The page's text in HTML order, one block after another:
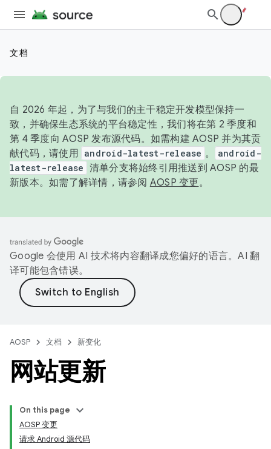
文档
自 2026 年起，为了与我们的主干稳定开发模型保持一
致，并确保生态系统的平台稳定性，我们将在第 2 季度和
第 4 季度向 AOSP 发布源代码。如需构建 AOSP 并为其贡
献代码，请使用 android-latest-release 。
android-
latest-release 清单分支将始终引用推送到 AOSP 的最
新版本。如需了解详情，请参阅 AOSP 变更。
Google 会使用 AI 技术将内容翻译成您偏好的语言。AI 翻
译可能包含错误。
AOSP 文档 新变化
网站更新
On this page
AOSP 变更
请求 Android 源代码